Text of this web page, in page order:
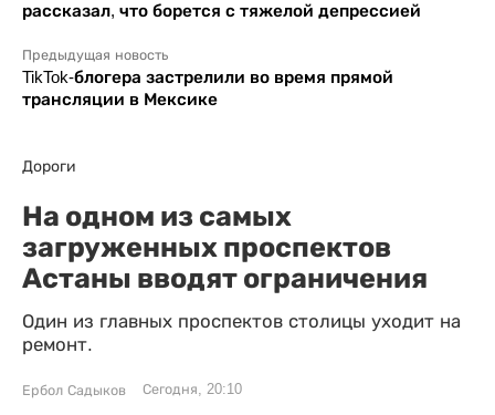
рассказал, что борется с тяжелой депрессией
Предыдущая новость
TikTok-блогера застрелили во время прямой
трансляции в Мексике
Дороги
На одном из самых
загруженных проспектов
Астаны вводят ограничения
Один из главных проспектов столицы уходит на
ремонт.
Ербол Садыков Сегодня, 20:10